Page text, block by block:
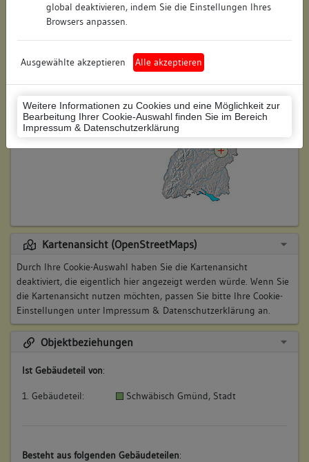
global deaktivieren, indem Sie die Einstellungen Ihres
Browsers anpassen.
Ausgewählte akzeptieren Alle akzeptieren
Weitere Informationen zu Cookies und eine Möglichkeit zur
Bearbeitung Ihrer Cookie-Auswahl finden Sie im Bereich
Impressum & Datenschutzerklärung
Wohnplatzschlüssel: 8136065056
Flurstücknummer: keine
Historischer Straßenname: keiner
Lage des Wohnplatzes:
Kartenansicht (OpenStreetMaps)
Durch Ihre Cookie-Auswahl haben Sie die Kartenansicht
deaktiviert, die eigentlich hier angezeigt werden würde. Wenn Sie
die Kartenansicht nutzen möchten, passen Sie bitte Ihre Cookie-
Einstellungen unter Impressum & Datenschutzerklärung an.
Objektbeziehungen
Ist Gebäudeteil von:
1. Gebäudeteil: Schwäbisch Gmünd, Stadt
Besteht aus folgenden Gebäudeteilen: